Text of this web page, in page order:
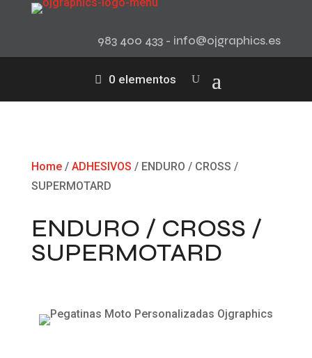
983 400 433 - info@ojgraphics.es
0 elementos
Home/ ADHESIVOS / ENDURO / CROSS /
SUPERMOTARD
ENDURO / CROSS /
SUPERMOTARD